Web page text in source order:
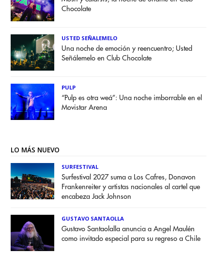
Chocolate
USTED SEÑALEMELO
Una noche de emoción y reencuentro; Usted
Señálemelo en Club Chocolate
PULP
“Pulp es otra weá”: Una noche imborrable en el
Movistar Arena
LO MÁS NUEVO
SURFESTIVAL
Surfestival 2027 suma a Los Cafres, Donavon
Frankenreiter y artistas nacionales al cartel que
encabeza Jack Johnson
GUSTAVO SANTAOLLA
Gustavo Santaolalla anuncia a Angel Maulén
como invitado especial para su regreso a Chile